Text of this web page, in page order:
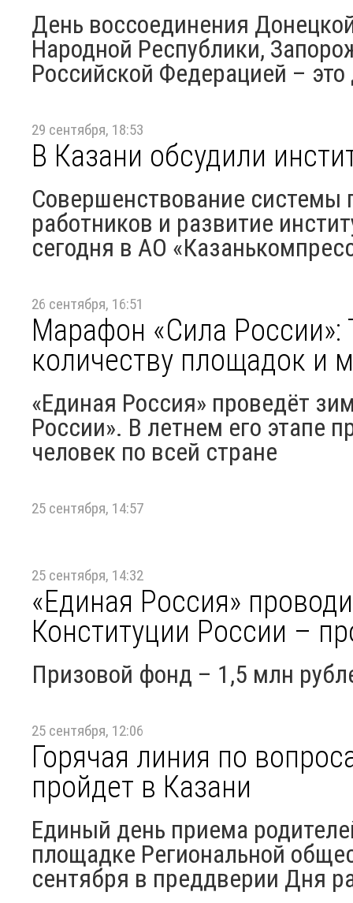
День воссоединения
Народной Республики,
Российской Федерацией –
29 сентября, 18:53
В Казани обсудили
Совершенствование
работников и развитие
сегодня в АО
26 сентября, 16:51
Марафон «Сила России»:
количеству площадок и
«Единая Россия» проведёт
России». В летнем его этапе
человек по всей стране
25 сентября, 14:57
25 сентября, 14:32
«Единая Россия»
Конституции России –
Призовой фонд – 1,5 млн
25 сентября, 12:06
Горячая линия по
пройдет в Казани
Единый день приема
площадке Региональной
сентября в преддверии Дня